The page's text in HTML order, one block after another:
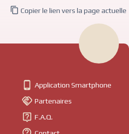
recherche
remplaçant déjà publiées.
infirmiers titulaires peuvent aisément
ou de collaboratrice
, ou
pour compléter l'équipe du
intéressé·e·s par une installation en
ces annonces ou même publier
à domicile de
patientèle
, permettant ainsi à un IDE
s'installer en démarrant avec un pool
 Copier le lien vers la page actuelle
 Application Smartphone
 Partenaires
 F.A.Q.